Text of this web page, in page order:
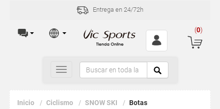
Entrega en 24/72h
(0)
Toggle
navigation
Inicio Ciclismo SNOW SKI Botas